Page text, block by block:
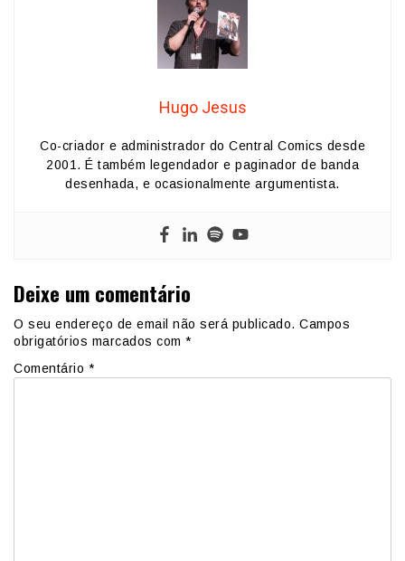
Hugo Jesus
Co-criador e administrador do Central Comics desde
2001. É também legendador e paginador de banda
desenhada, e ocasionalmente argumentista.
Deixe um comentário
O seu endereço de email não será publicado. Campos
obrigatórios marcados com *
Comentário *